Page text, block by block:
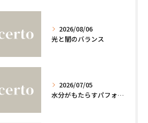
2026/08/06
光と闇のバランス
2026/07/05
水分がもたらすパフォーマンスへの影響